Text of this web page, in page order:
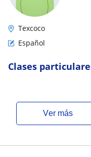
Texcoco
Español
Clases
ver más